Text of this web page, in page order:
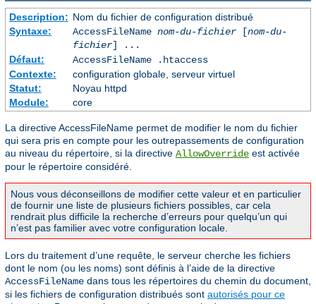
Description: Nom du fichier de configuration distribué
Syntaxe:
AccessFileName nom-du-fichier[nom-du-
fichier] ...
Défaut:
AccessFileName .htaccess
Contexte:
configuration globale, serveur virtuel
Statut:
Noyau httpd
Module:
core
La directive AccessFileName permet de modifier le nom du fichier
qui sera pris en compte pour les outrepassements de configuration
au niveau du répertoire, si la directive AllowOverride est activée
pour le répertoire considéré.
Nous vous déconseillons de modifier cette valeur et en particulier
de fournir une liste de plusieurs fichiers possibles, car cela
rendrait plus difficile la recherche d’erreurs pour quelqu’un qui
n’est pas familier avec votre configuration locale.
Lors du traitement d’une requête, le serveur cherche les fichiers
dont le nom (ou les noms) sont définis à l’aide de la directive
AccessFileName dans tous les répertoires du chemin du document,
si les fichiers de configuration distribués sont autorisés pour ce